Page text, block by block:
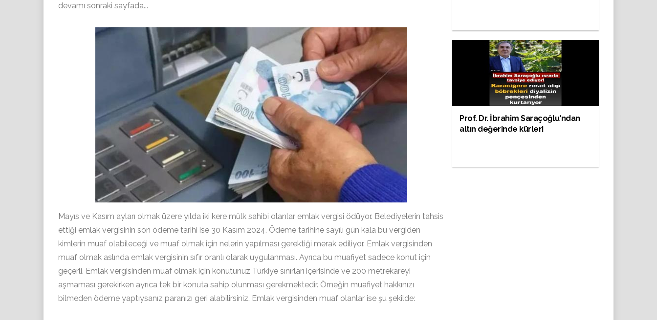
devamı sonraki sayfada...
Mayıs ve Kasım ayları olmak üzere yılda iki kere mülk sahibi olanlar emlak vergisi ödüyor. Belediyelerin tahsis
ettiği emlak vergisinin son ödeme tarihi ise 30 Kasım 2024. Ödeme tarihine sayılı gün kala bu vergiden
kimlerin muaf olabileceği ve muaf olmak için nelerin yapılması gerektiği merak ediliyor. Emlak vergisinden
muaf olmak aslında emlak vergisinin sıfır oranlı olarak uygulanması. Ayrıca bu muafiyet sadece konut için
geçerli. Emlak vergisinden muaf olmak için konutunuz Türkiye sınırları içerisinde ve 200 metrekareyi
aşmaması gerekirken ayrıca tek bir konuta sahip olunması gerekmektedir. Örneğin muafiyet hakkınızı
bilmeden ödeme yaptıysanız paranızı geri alabilirsiniz. Emlak vergisinden muaf olanlar ise şu şekilde:
Prof. Dr. İbrahim Saraçoğlu'ndan
altın değerinde kürler!